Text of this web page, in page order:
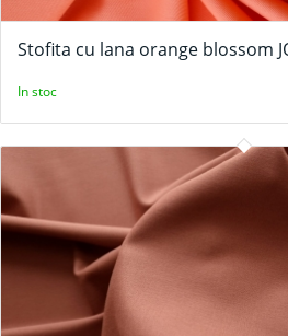
Stofita cu lana orange blossom
In stoc